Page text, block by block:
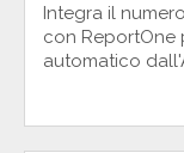
Integra il
con ReportOne
automatico